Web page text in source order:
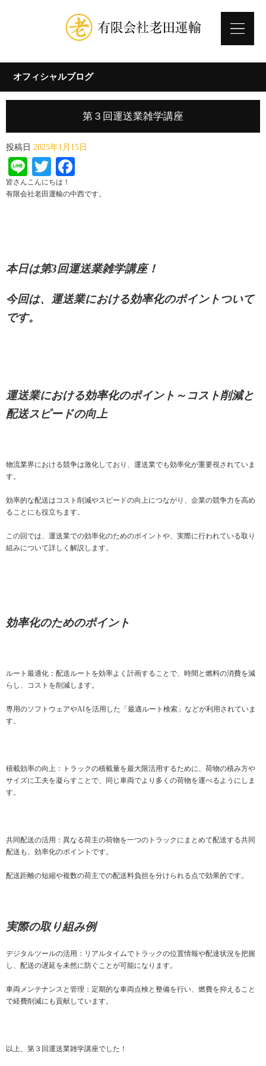
オフィシャルブログ
第３回運送業雑学講座
投稿日 2025年1月15日
LineTwitter
皆さんこんにちは！
有限会社老田運輸の中西です。
本日は第3回運送業雑学講座！
今回は、運送業における効率化のポイントついて
です。
運送業における効率化のポイント～コスト削減と
配送スピードの向上
物流業界における競争は激化しており、運送業でも効率化が重要視されていま
す。
効率的な配送はコスト削減やスピードの向上につながり、企業の競争力を高め
ることにも役立ちます。
この回では、運送業での効率化のためのポイントや、実際に行われている取り
組みについて詳しく解説します。
効率化のためのポイント
ルート最適化：配送ルートを効率よく計画することで、時間と燃料の消費を減
らし、コストを削減します。
専用のソフトウェアやAIを活用した「最適ルート検索」などが利用されていま
す。
積載効率の向上：トラックの積載量を最大限活用するために、荷物の積み方や
サイズに工夫を凝らすことで、同じ車両でより多くの荷物を運べるようにしま
す。
共同配送の活用：異なる荷主の荷物を一つのトラックにまとめて配送する共同
配送も、効率化のポイントです。
配送距離の短縮や複数の荷主での配送料負担を分けられる点で効果的です。
実際の取り組み例
デジタルツールの活用：リアルタイムでトラックの位置情報や配達状況を把握
し、配送の遅延を未然に防ぐことが可能になります。
車両メンテナンスと管理：定期的な車両点検と整備を行い、燃費を抑えること
で経費削減にも貢献しています。
以上、第３回運送業雑学講座でした！